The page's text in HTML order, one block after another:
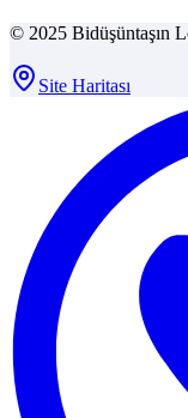
© 2025 Bidüşüntaşın
Site Haritası